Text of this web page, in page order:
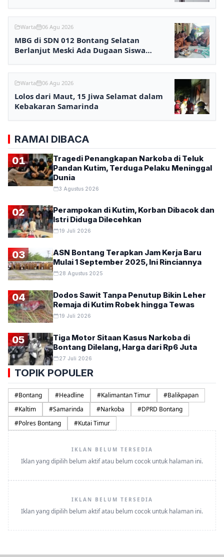
Warta 06 Agu 2026
MBG di SDN 012 Bontang Selatan
Berlanjut Meski Ada Dugaan Siswa
Warta 06 Agu 2026
Lolos dari Maut, 15 Jiwa Selamat dalam
Kebakaran Samarinda
RAMAI DIBACA
01
Tragedi Penangkapan Narkoba di Teluk
Pandan Kutim, Terduga Pelaku Meninggal
Dunia
3 Agustus 2026
02
Perampokan di Kutim, Korban Dibacok dan
Istri Diduga Dilecehkan
19 Juli 2026
03
ASN Bontang Terapkan Jam Kerja Baru
Mulai 1 September 2025, Ini Rinciannya
28 Agustus 2025
04
Dodos Sawit Tanpa Penutup Bikin Leher
Remaja di Kutim Robek hingga Tewas
19 Juli 2026
05
Tiga Motor Sitaan Kasus Narkoba di
Bontang Dilelang, Harga dari Rp6 Juta
27 Juli 2026
TOPIK POPULER
#Bontang #Headline #Kalimantan Timur #Balikpapan
#Kaltim #Samarinda #Narkoba #DPRD Bontang
#Polres Bontang #Kutai Timur
IKLAN BELUM TERSEDIA
Iklan yang dipilih belum aktif atau belum cocok untuk halaman ini.
IKLAN BELUM TERSEDIA
Iklan yang dipilih belum aktif atau belum cocok untuk halaman ini.